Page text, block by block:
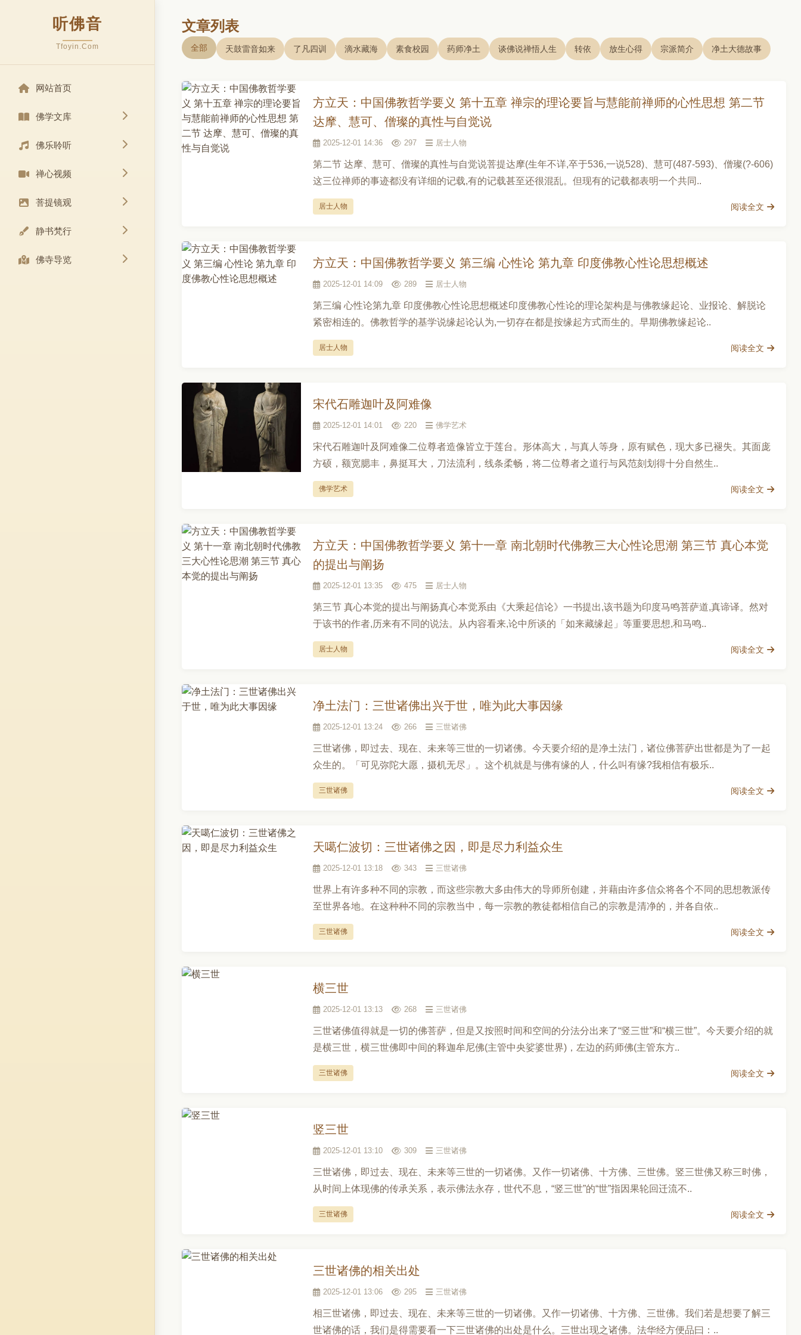
听佛音
Tfoyin.Com
网站首页
佛学文库
佛乐聆听
禅心视频
菩提镜观
静书梵行
佛寺导览
文章列表
全部 天鼓雷音如来 了凡四训 滴水藏海 素食校园 药师净土 谈佛说禅悟人生 转依 放生心得 宗派简介 净土大德故事
方立天：中国佛教哲学要义 第十五章 禅宗的理论要旨与慧能前禅师的心性思想 第二节
达摩、慧可、僧璨的真性与自觉说
2025-12-01 14:36 297 居士人物
第二节 达摩、慧可、僧璨的真性与自觉说菩提达摩(生年不详,卒于536,一说528)、慧可(487-593)、僧璨(?-606)
这三位禅师的事迹都没有详细的记载,有的记载甚至还很混乱。但现有的记载都表明一个共同..
居士人物 阅读全文
方立天：中国佛教哲学要义 第三编 心性论 第九章 印度佛教心性论思想概述
2025-12-01 14:09 289 居士人物
第三编 心性论第九章 印度佛教心性论思想概述印度佛教心性论的理论架构是与佛教缘起论、业报论、解脱论
紧密相连的。佛教哲学的基学说缘起论认为,一切存在都是按缘起方式而生的。早期佛教缘起论..
居士人物 阅读全文
宋代石雕迦叶及阿难像
2025-12-01 14:01 220 佛学艺术
宋代石雕迦叶及阿难像二位尊者造像皆立于莲台。形体高大，与真人等身，原有赋色，现大多已褪失。其面庞
方硕，额宽腮丰，鼻挺耳大，刀法流利，线条柔畅，将二位尊者之道行与风范刻划得十分自然生..
佛学艺术 阅读全文
方立天：中国佛教哲学要义 第十一章 南北朝时代佛教三大心性论思潮 第三节 真心本觉
的提出与阐扬
2025-12-01 13:35 475 居士人物
第三节 真心本觉的提出与阐扬真心本觉系由《大乘起信论》一书提出,该书题为印度马鸣菩萨道,真谛译。然对
于该书的作者,历来有不同的说法。从内容看来,论中所谈的「如来藏缘起」等重要思想,和马鸣..
居士人物 阅读全文
净土法门：三世诸佛出兴于世，唯为此大事因缘
2025-12-01 13:24 266 三世诸佛
三世诸佛，即过去、现在、未来等三世的一切诸佛。今天要介绍的是净土法门，诸位佛菩萨出世都是为了一起
众生的。「可见弥陀大愿，摄机无尽」。这个机就是与佛有缘的人，什么叫有缘?我相信有极乐..
三世诸佛 阅读全文
天噶仁波切：三世诸佛之因，即是尽力利益众生
2025-12-01 13:18 343 三世诸佛
世界上有许多种不同的宗教，而这些宗教大多由伟大的导师所创建，并藉由许多信众将各个不同的思想教派传
至世界各地。在这种种不同的宗教当中，每一宗教的教徒都相信自己的宗教是清净的，并各自依..
三世诸佛 阅读全文
横三世
2025-12-01 13:13 268 三世诸佛
三世诸佛值得就是一切的佛菩萨，但是又按照时间和空间的分法分出来了“竖三世”和“横三世”。今天要介绍的就
是横三世，横三世佛即中间的释迦牟尼佛(主管中央娑婆世界)，左边的药师佛(主管东方..
三世诸佛 阅读全文
竖三世
2025-12-01 13:10 309 三世诸佛
三世诸佛，即过去、现在、未来等三世的一切诸佛。又作一切诸佛、十方佛、三世佛。竖三世佛又称三时佛，
从时间上体现佛的传承关系，表示佛法永存，世代不息，“竖三世”的“世”指因果轮回迁流不..
三世诸佛 阅读全文
三世诸佛的相关出处
2025-12-01 13:06 295 三世诸佛
相三世诸佛，即过去、现在、未来等三世的一切诸佛。又作一切诸佛、十方佛、三世佛。我们若是想要了解三
世诸佛的话，我们是得需要看一下三世诸佛的出处是什么。三世出现之诸佛。法华经方便品曰：..